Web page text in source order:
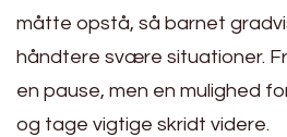
måtte opstå, så barnet
håndtere svære situationer.
en pause, men en mulighed
og tage vigtige skridt videre.